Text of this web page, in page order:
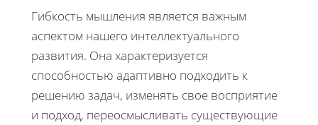
Гибкость мышления является важным
аспектом нашего интеллектуального
развития. Она характеризуется
способностью адаптивно подходить к
решению задач, изменять свое восприятие
и подход, переосмысливать существующие